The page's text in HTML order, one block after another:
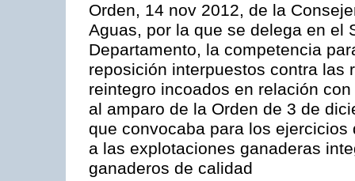
Orden, 14 nov 2012, de la
Aguas, por la que se delega en el
Departamento, la competencia
reposición interpuestos contra las
reintegro incoados en relación
al amparo de la Orden de 3 de
que convocaba para los
a las explotaciones ganaderas
ganaderos de calidad